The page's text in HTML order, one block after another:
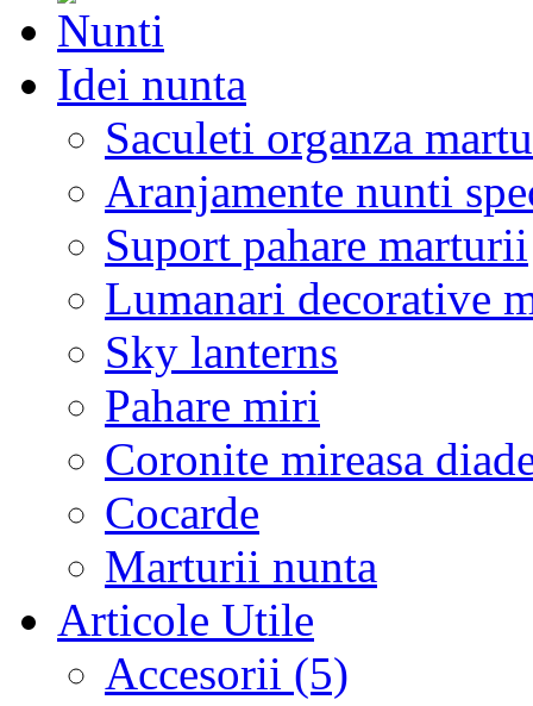
Idei nunta
Saculeti organza
Aranjamente nunti
Suport pahare marturii
Lumanari decorative
Sky lanterns
Pahare miri
Coronite mireasa
Cocarde
Marturii nunta
Articole Utile
Accesorii (5)